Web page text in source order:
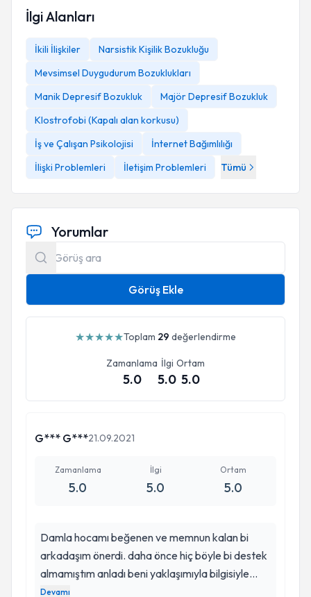
İlgi Alanları
İkili İlişkiler
Narsistik Kişilik Bozukluğu
Mevsimsel Duygudurum Bozuklukları
Manik Depresif Bozukluk
Majör Depresif Bozukluk
Klostrofobi (Kapalı alan korkusu)
İş ve Çalışan Psikolojisi
İnternet Bağımlılığı
İlişki Problemleri
İletişim Problemleri Tümü
Yorumlar
Görüş Ekle
★★★★★Toplam 29 değerlendirme
Zamanlama
5.0
İlgi
5.0
Ortam
5.0
G*** G***21.09.2021
Zamanlama
5.0
İlgi
5.0
Ortam
5.0
Damla hocamı beğenen ve memnun kalan bi
arkadaşım önerdi. daha önce hiç böyle bi destek
almamıştım anladı beni yaklaşımıyla bilgisiyle
güven verdi benim gibi hallederim demeyin
Devamı